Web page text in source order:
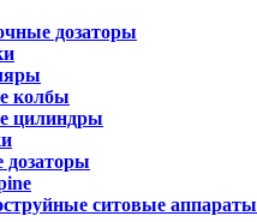
дозаторы
колбы
цилиндры
дозаторы
ситовые аппараты